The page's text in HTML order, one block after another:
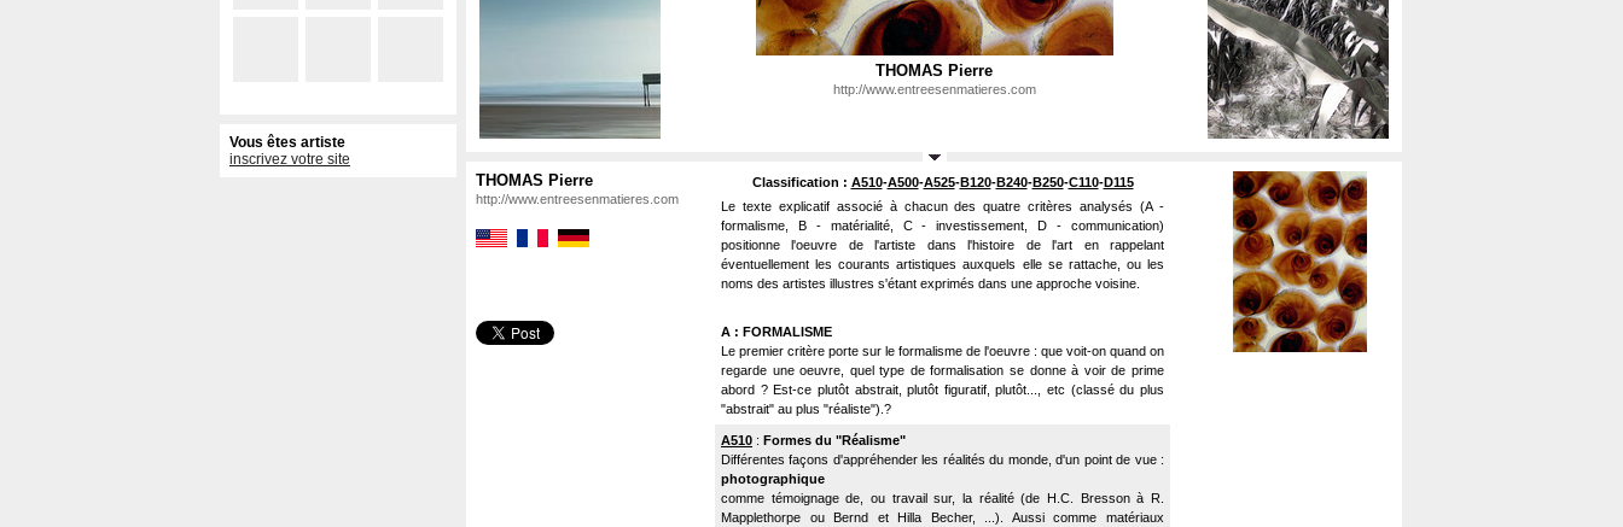
Vous êtes artiste
inscrivez votre site
THOMAS Pierre
http://www.entreesenmatieres.com
THOMAS Pierre
http://www.entreesenmatieres.com
Classification : A510-A500-A525-B120-B240-B250-C110-D115
Le texte explicatif associé à chacun des quatre critères analysés (A -
formalisme, B - matérialité, C - investissement, D - communication)
positionne l'oeuvre de l'artiste dans l'histoire de l'art en rappelant
éventuellement les courants artistiques auxquels elle se rattache, ou les
noms des artistes illustres s'étant exprimés dans une approche voisine.
A : FORMALISME
Le premier critère porte sur le formalisme de l'oeuvre : que voit-on quand on
regarde une oeuvre, quel type de formalisation se donne à voir de prime
abord ? Est-ce plutôt abstrait, plutôt figuratif, plutôt..., etc (classé du plus
"abstrait" au plus "réaliste").?
A510 : Formes du "Réalisme"
Différentes façons d'appréhender les réalités du monde, d'un point de vue :
photographique
comme témoignage de, ou travail sur, la réalité (de H.C. Bresson à R.
Mapplethorpe ou Bernd et Hilla Becher, ...). Aussi comme matériaux